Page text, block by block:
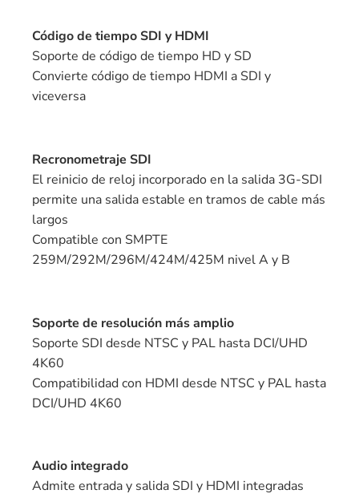
Código de tiempo SDI y HDMI
Soporte de código de tiempo HD y SD
Convierte código de tiempo HDMI a SDI y
viceversa
Recronometraje SDI
El reinicio de reloj incorporado en la salida 3G-SDI
permite una salida estable en tramos de cable más
largos
Compatible con SMPTE
259M/292M/296M/424M/425M nivel A y B
Soporte de resolución más amplio
Soporte SDI desde NTSC y PAL hasta DCI/UHD
4K60
Compatibilidad con HDMI desde NTSC y PAL hasta
DCI/UHD 4K60
Audio integrado
Admite entrada y salida SDI y HDMI integradas